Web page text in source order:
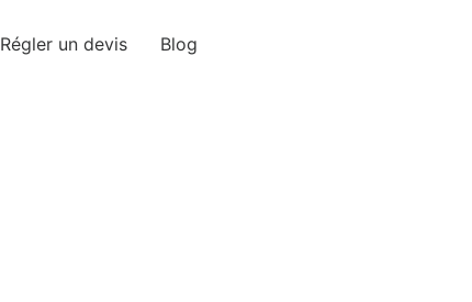
Régler un devis Blog